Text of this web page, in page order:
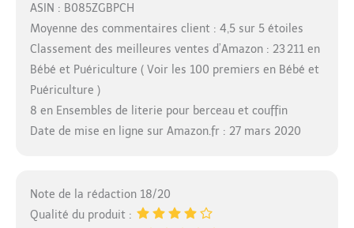
ASIN : B085ZGBPCH
Moyenne des commentaires client : 4,5 sur 5 étoiles
Classement des meilleures ventes d’Amazon : 23 211 en
Bébé et Puériculture ( Voir les 100 premiers en Bébé et
Puériculture )
8 en Ensembles de literie pour berceau et couffin
Date de mise en ligne sur Amazon.fr : 27 mars 2020
Note de la rédaction 18/20
Qualité du produit :